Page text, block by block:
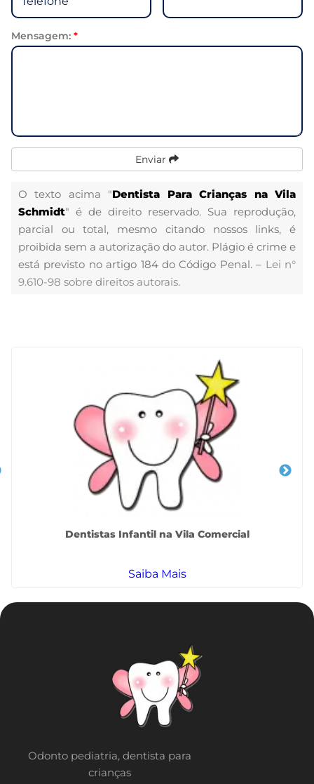
Mensagem: *
Enviar
O texto acima "Dentista Para Crianças na Vila
Schmidt" é de direito reservado. Sua reprodução,
parcial ou total, mesmo citando nossos links, é
proibida sem a autorização do autor. Plágio é crime e
está previsto no artigo 184 do Código Penal. – Lei n°
9.610-98 sobre direitos autorais.
Dentistas Infantil na Vila Comercial
Saiba Mais
Odonto pediatria, dentista para
crianças